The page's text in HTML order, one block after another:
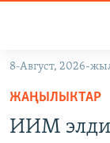
Навигацияга
өтүңүз
Издөөгө
салыңыз
8-Август, 2026-
ЖАҢЫЛЫКТАР
ИИМ